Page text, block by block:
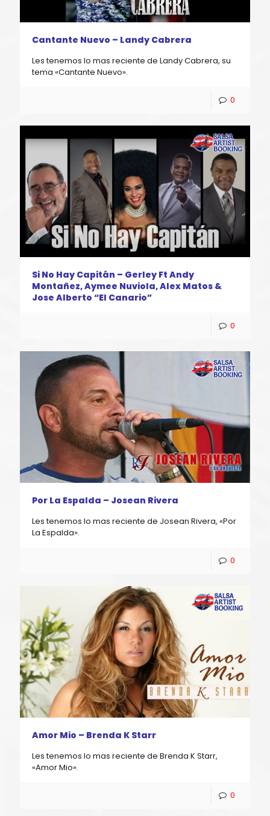
Cantante Nuevo – Landy Cabrera
Les tenemos lo mas reciente de Landy Cabrera, su
tema «Cantante Nuevo».
0
Si No Hay Capitán – Gerley Ft Andy
Montañez, Aymee Nuviola, Alex Matos &
Jose Alberto “El Canario”
0
Por La Espalda – Josean Rivera
Les tenemos lo mas reciente de Josean Rivera, «Por
La Espalda».
0
Amor Mio – Brenda K Starr
Les tenemos lo mas reciente de Brenda K Starr,
«Amor Mio».
0